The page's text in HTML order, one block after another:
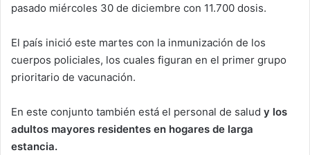
pasado miércoles 30 de diciembre con 11.700 dosis.
El país inició este martes con la inmunización de los
cuerpos policiales, los cuales figuran en el primer grupo
prioritario de vacunación.
En este conjunto también está el personal de salud y los
adultos mayores residentes en hogares de larga
estancia.